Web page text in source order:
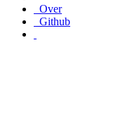
Over
Github